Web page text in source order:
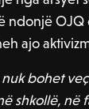
ndonjë OJQ
ajo
nuk bohet
shkollë, në